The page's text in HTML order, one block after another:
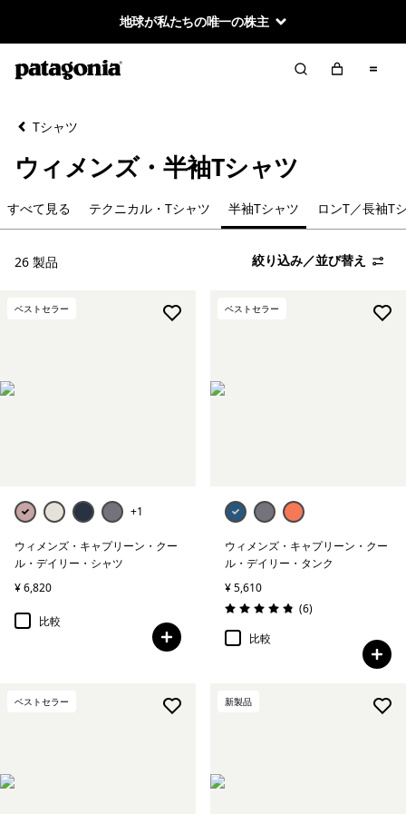
地球が私たちの唯一の株主
絞り込み／並び替え
絞り込み
カテゴリー
すべて見る
テクニカル・Tシャツ
半袖Tシャツ
ロンT／長袖Tシャツ
フィット
Tシャツ
ウィメンズ・半袖Tシャツ
すべて見る テクニカル・Tシャツ 半袖Tシャツ ロンT／長袖T
26 製品 絞り込み／並び替え
ベストセラー
+1
ウィメンズ・キャプリーン・クー
ル・デイリー・シャツ
¥ 6,820
比較
ベストセラー
ウィメンズ・キャプリーン・クー
ル・デイリー・タンク
¥ 5,610
評価: 4.8 / 5
(6レビュー
)
比較
ベストセラー 新製品